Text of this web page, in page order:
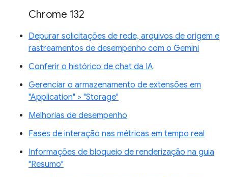
Chrome 132
Depurar solicitações de rede, arquivos de origem e
rastreamentos de desempenho com o Gemini
Conferir o histórico de chat da IA
Gerenciar o armazenamento de extensões em
"Application" > "Storage"
Melhorias de desempenho
Fases de interação nas métricas em tempo real
Informações de bloqueio de renderização na guia
"Resumo"